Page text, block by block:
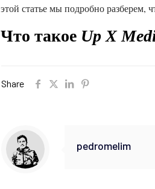
этой статье мы подробно разберем,
Что такое Up X
Share
pedromelim